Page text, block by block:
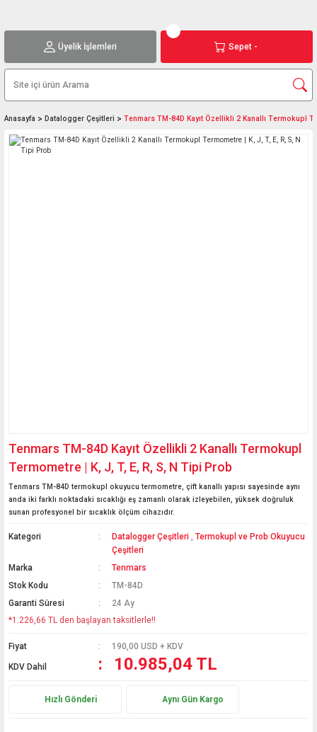
Üyelik İşlemleri Sepet -
Anasayfa Datalogger Çeşitleri Tenmars TM-84D Kayıt Özellikli 2 Kanallı Termokupl
Tenmars TM-84D Kayıt Özellikli 2 Kanallı Termokupl
Termometre | K, J, T, E, R, S, N Tipi Prob
Tenmars TM-84D termokupl okuyucu termometre, çift kanallı yapısı sayesinde aynı
anda iki farklı noktadaki sıcaklığı eş zamanlı olarak izleyebilen, yüksek doğruluk
sunan profesyonel bir sıcaklık ölçüm cihazıdır.
Kategori Datalogger Çeşitleri ,Termokupl ve Prob Okuyucu
Çeşitleri
Marka
Tenmars
Stok Kodu
TM-84D
Garanti Süresi
24 Ay
*1.226,66 TL den başlayan taksitlerle!!
Fiyat 190,00 USD + KDV
KDV Dahil 10.985,04 TL
Hızlı Gönderi Aynı Gün Kargo